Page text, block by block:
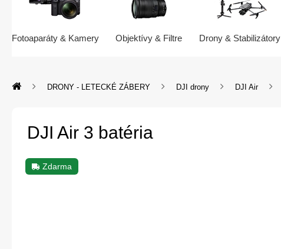
Fotoaparáty & Kamery Objektívy & Filtre Drony & Stabilizátory
DRONY - LETECKÉ ZÁBERY DJI drony DJI Air
DJI Air 3 batéria
Zdarma